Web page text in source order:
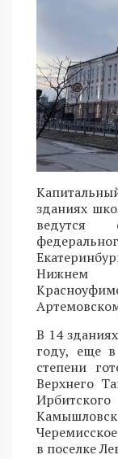
зданиях
ведутся
Нижнем
В 14
году, еще
степени
Верхнего
в поселке